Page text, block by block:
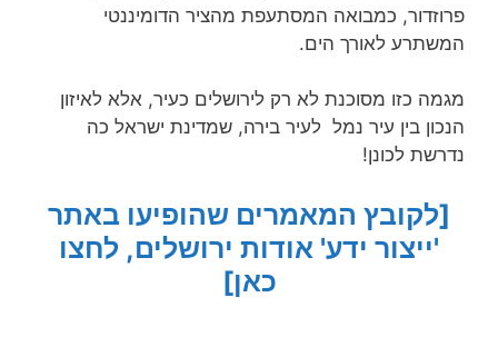
פרוזדור, כמבואה המסתעפת מהציר הדומיננטי
המשתרע לאורך הים.
מגמה כזו מסוכנת לא רק לירושלים כעיר, אלא לאיזון
הנכון בין עיר נמל לעיר בירה, שמדינת ישראל כה
נדרשת לכונן!
[לקובץ המאמרים שהופיעו באתר
'ייצור ידע' אודות ירושלים, לחצו
כאן]